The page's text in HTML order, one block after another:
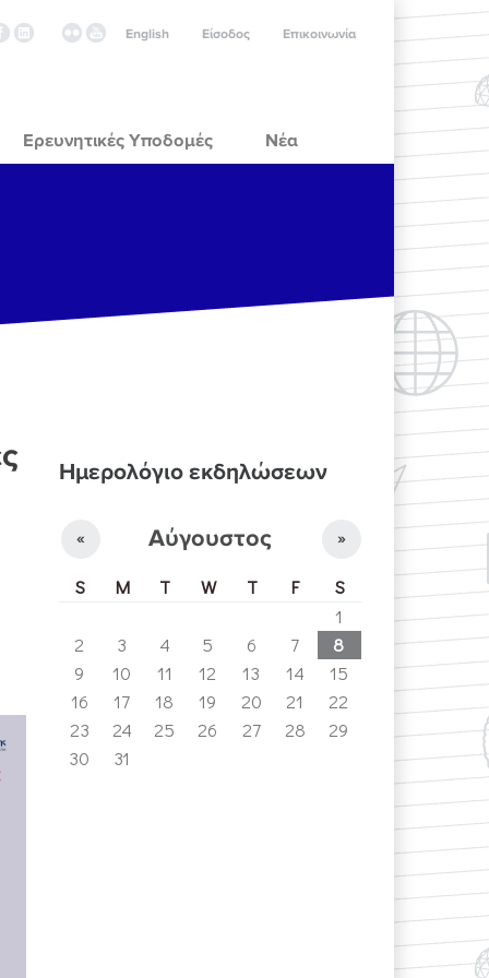
Επικοινωνία
Είσοδος
English
Ερευνητικές Υποδομές Νέα
Ημερολόγιο εκδηλώσεων
Αύγουστος
« »
S M T W T F
S
1
2
3 4 5 6 7
8
9
10 11 12 13 14
15
16
17 18 19 20 21
22
23
24 25 26 27 28
29
30
31